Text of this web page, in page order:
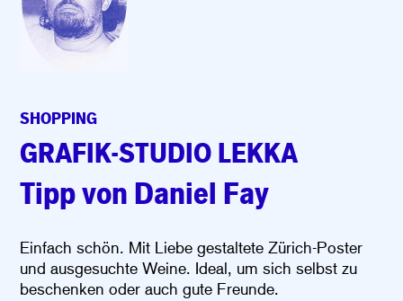
SHOPPING
GRAFIK-STUDIO LEKKA
Tipp von Daniel Fay
Einfach schön. Mit Liebe gestaltete Zürich-Poster
und ausgesuchte Weine. Ideal, um sichselbst zu
beschenken oder auch gute Freunde.